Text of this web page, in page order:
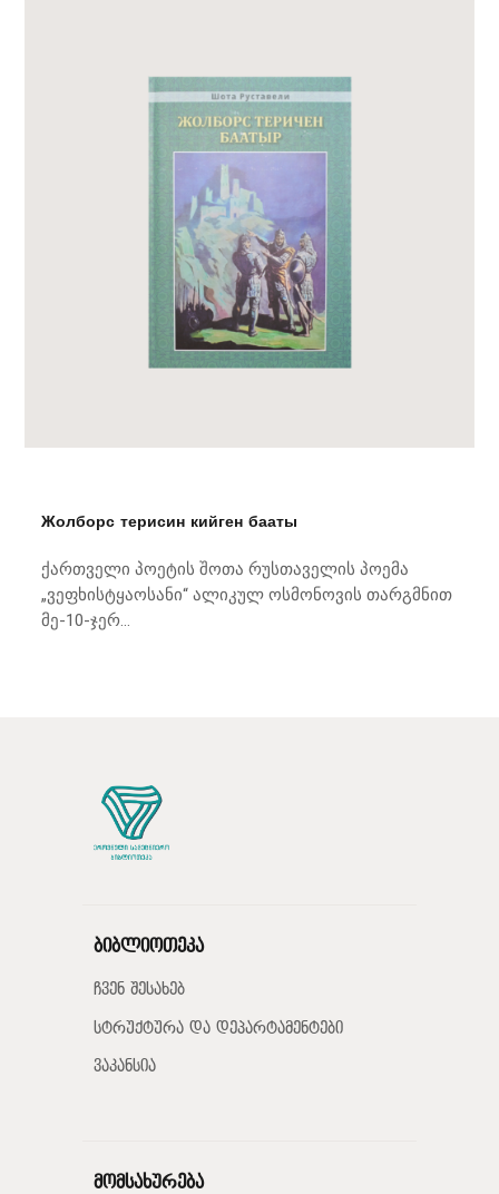
Жолборс терисин кийген бааты
ქართველი პოეტის შოთა რუსთაველის პოემა
„ვეფხისტყაოსანი“ ალიკულ ოსმონოვის თარგმნით
მე-10-ჯერ...
ბიბლიოთეკა
ჩვენ შესახებ
სტრუქტურა და დეპარტამენტები
ვაკანსია
მომსახურება